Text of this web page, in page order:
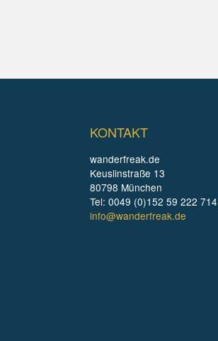
KONTAKT
wanderfreak.de
Keuslinstraße 13
80798 München
Tel: 0049 (0)152 59 222 714
info@wanderfreak.de